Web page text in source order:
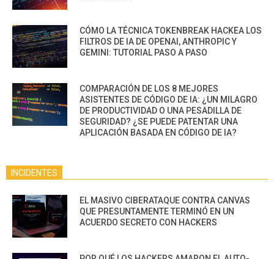
CÓMO LA TÉCNICA TOKENBREAK HACKEA LOS
FILTROS DE IA DE OPENAI, ANTHROPIC Y
GEMINI: TUTORIAL PASO A PASO
COMPARACIÓN DE LOS 8 MEJORES
ASISTENTES DE CÓDIGO DE IA: ¿UN MILAGRO
DE PRODUCTIVIDAD O UNA PESADILLA DE
SEGURIDAD? ¿SE PUEDE PATENTAR UNA
APLICACIÓN BASADA EN CÓDIGO DE IA?
INCIDENTES
EL MASIVO CIBERATAQUE CONTRA CANVAS
QUE PRESUNTAMENTE TERMINÓ EN UN
ACUERDO SECRETO CON HACKERS